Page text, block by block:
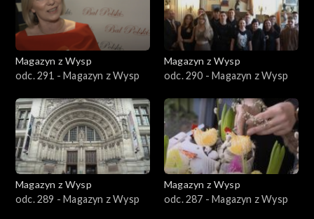
Magazyn z Wysp
odc. 291 - Magazyn z Wysp
Magazyn z Wysp
odc. 290 - Magazyn z Wysp
Magazyn z Wysp
odc. 289 - Magazyn z Wysp
Magazyn z Wysp
odc. 287 - Magazyn z Wysp